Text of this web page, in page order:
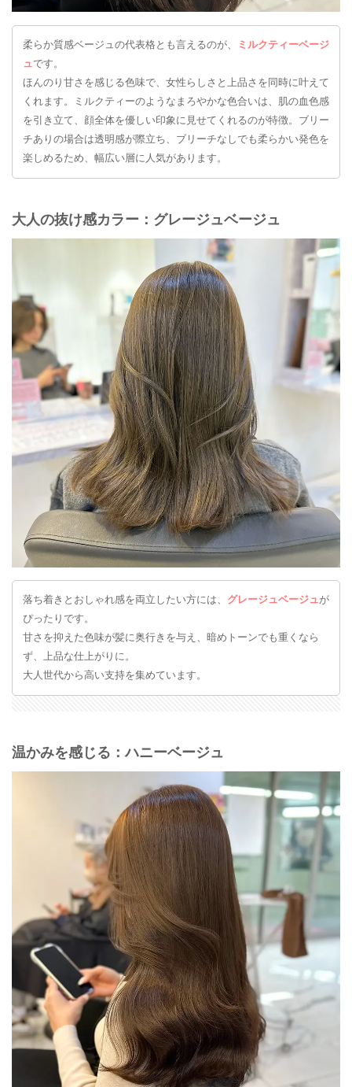
柔らか質感ベージュの代表格とも言えるのが、
ミルクティーベージ
ュです。
ほんのり甘さを感じる色味で、女性らしさと上品さを同時に叶えて
くれます。ミルクティーのようなまろやかな色合いは、肌の血色感
を引き立て、顔全体を優しい印象に見せてくれるのが特徴。ブリー
チありの場合は透明感が際立ち、ブリーチなしでも柔らかい発色を
楽しめるため、幅広い層に人気があります。
大人の抜け感カラー：グレージュベージュ
落ち着きとおしゃれ感を両立したい方には、 グレージュベージュが
ぴったりです。
甘さを抑えた色味が髪に奥行きを与え、暗めトーンでも重くなら
ず、上品な仕上がりに。
大人世代から高い支持を集めています。
温かみを感じる：ハニーベージュ